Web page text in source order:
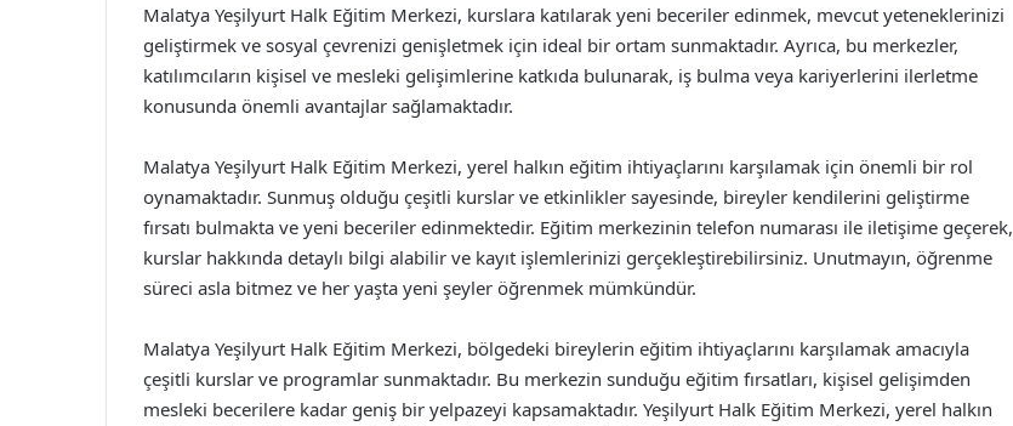
Malatya Yeşilyurt Halk Eğitim Merkezi, kurslara katılarak yeni beceriler edinmek, mevcut yeteneklerinizi
geliştirmek ve sosyal çevrenizi genişletmek için ideal bir ortam sunmaktadır. Ayrıca, bu merkezler,
katılımcıların kişisel ve mesleki gelişimlerine katkıda bulunarak, iş bulma veya kariyerlerini ilerletme
konusunda önemli avantajlar sağlamaktadır.
Malatya Yeşilyurt Halk Eğitim Merkezi, yerel halkın eğitim ihtiyaçlarını karşılamak için önemli bir rol
oynamaktadır. Sunmuş olduğu çeşitli kurslar ve etkinlikler sayesinde, bireyler kendilerini geliştirme
fırsatı bulmakta ve yeni beceriler edinmektedir. Eğitim merkezinin telefon numarası ile iletişime geçerek,
kurslar hakkında detaylı bilgi alabilir ve kayıt işlemlerinizi gerçekleştirebilirsiniz. Unutmayın, öğrenme
süreci asla bitmez ve her yaşta yeni şeyler öğrenmek mümkündür.
Malatya Yeşilyurt Halk Eğitim Merkezi, bölgedeki bireylerin eğitim ihtiyaçlarını karşılamak amacıyla
çeşitli kurslar ve programlar sunmaktadır. Bu merkezin sunduğu eğitim fırsatları, kişisel gelişimden
mesleki becerilere kadar geniş bir yelpazeyi kapsamaktadır. Yeşilyurt Halk Eğitim Merkezi, yerel halkın